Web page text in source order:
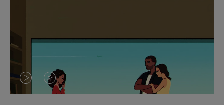
VIDEO
HET